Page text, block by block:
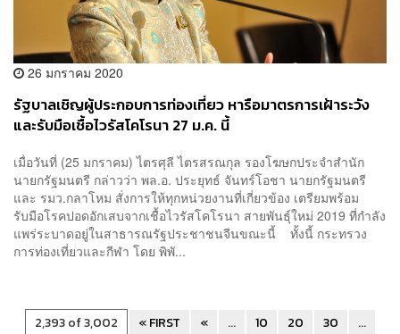
26 มกราคม 2020
รัฐบาลเชิญผู้ประกอบการท่องเที่ยว หารือมาตรการเฝ้าระวัง
และรับมือเชื้อไวรัสโคโรนา 27 ม.ค. นี้
เมื่อวันที่ (25 มกราคม) ไตรศุลี ไตรสรณกุล รองโฆษกประจำสำนัก
นายกรัฐมนตรี กล่าวว่า พล.อ. ประยุทธ์ จันทร์โอชา นายกรัฐมนตรี
และ รมว.กลาโหม สั่งการให้ทุกหน่วยงานที่เกี่ยวข้อง เตรียมพร้อม
รับมือโรคปอดอักเสบจากเชื้อไวรัสโคโรนา สายพันธุ์ใหม่ 2019 ที่กำลัง
แพร่ระบาดอยู่ในสาธารณรัฐประชาชนจีนขณะนี้ ทั้งนี้ กระทรวง
การท่องเที่ยวและกีฬา โดย พิพั...
2,393 of 3,002 « FIRST « ... 10 20 30
...